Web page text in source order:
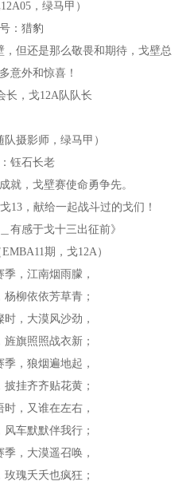
，绿马甲）
：猎豹
但还是那么敬畏和期待，戈壁总
意外和惊喜！
长，戈12A队队长
摄影师，绿马甲）
钰石长老
就，戈壁赛使命勇争先。
13，献给一起战斗过的戈们！
有感于戈十三出征前》
期，戈12A）
季，江南烟雨朦，
柳依依芳草青；
，大漠风沙劲，
旗照照战衣新；
季，狼烟遍地起，
挂齐齐贴花黄；
，又谁在左右，
车默默伴我行；
季，大漠遥召唤，
瑰夭夭也疯狂；